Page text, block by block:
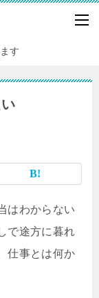
す
はわからない
で途方に暮れ
仕事とは何か